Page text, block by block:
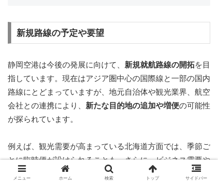
新規路線の予定や要望
静岡空港は今後の発展に向けて、 新規就航路線の開拓を目
指しています。現在はアジア圏中心の国際線と一部の国内
路線にとどまっていますが、地元自治体や観光業界、航空
会社との連携により、 新たな目的地の追加や増便の可能性
が探られています。
例えば、観光需要が高まっている北海道方面では、季節ご
とに臨時便が設けられることも。さらに、ビジネス需要や
国際交流の促進を目的に、
ベトナムやタイなど東南アジア
メニュー ホーム 検索 トップ サイドバー